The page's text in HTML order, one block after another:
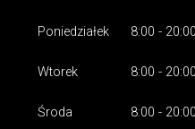
Poniedziałek 8:00 - 20:00
Wtorek 8:00 - 20:00
Środa 8:00 - 20:00